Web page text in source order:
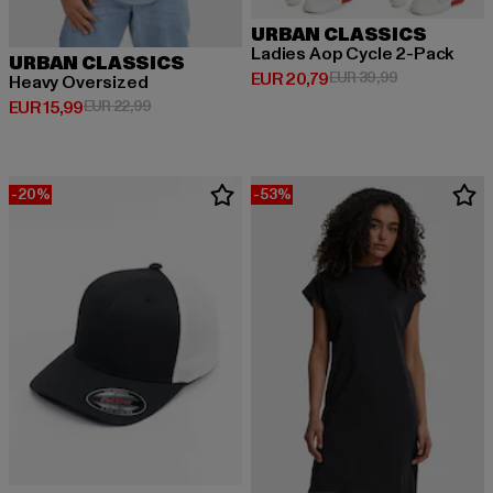
URBAN CLASSICS
Heavy Oversized
EUR 15,99
Huidige prijs: EUR 15,99
EUR 22,99Actieprijs: EUR 22,99
URBAN CLASSICS
Ladies Aop Cycle 2-Pack
EUR 20,79
Huidige prijs: EUR 20,79
EUR 39,99Actieprijs:
-20% -53%